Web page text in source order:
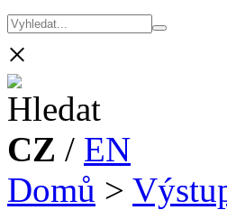
×
CZ / EN
Domů >